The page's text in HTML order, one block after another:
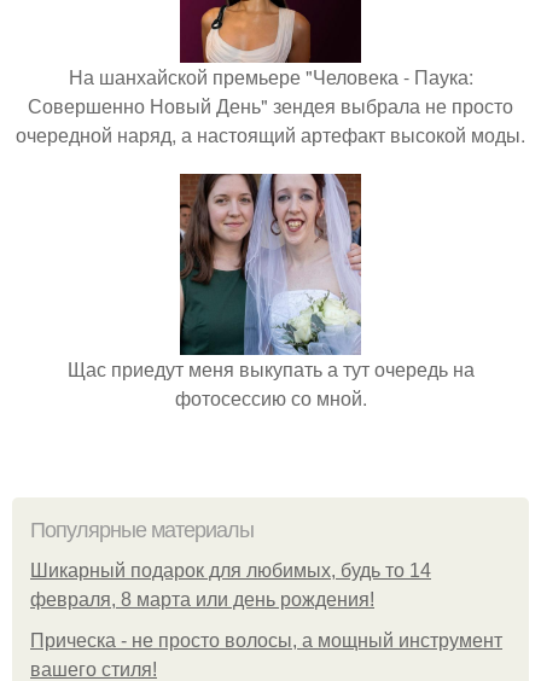
На шанхайской премьере "Человека - Паука:
Совершенно Новый День" зендея выбрала не просто
очередной наряд, а настоящий артефакт высокой моды.
Щас приедут меня выкупать а тут очередь на
фотосессию со мной.
Популярные материалы
Шикарный подарок для любимых, будь то 14
февраля, 8 марта или день рождения!
Прическа - не просто волосы, а мощный инструмент
вашего стиля!